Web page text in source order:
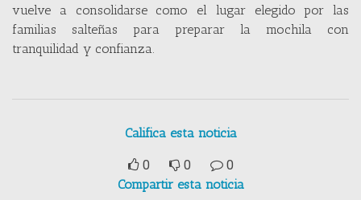
vuelve a consolidarse como el lugar elegido por las
familias salteñas para preparar la mochila con
tranquilidad y confianza.
Califica esta noticia
0 0
0
Compartir esta noticia